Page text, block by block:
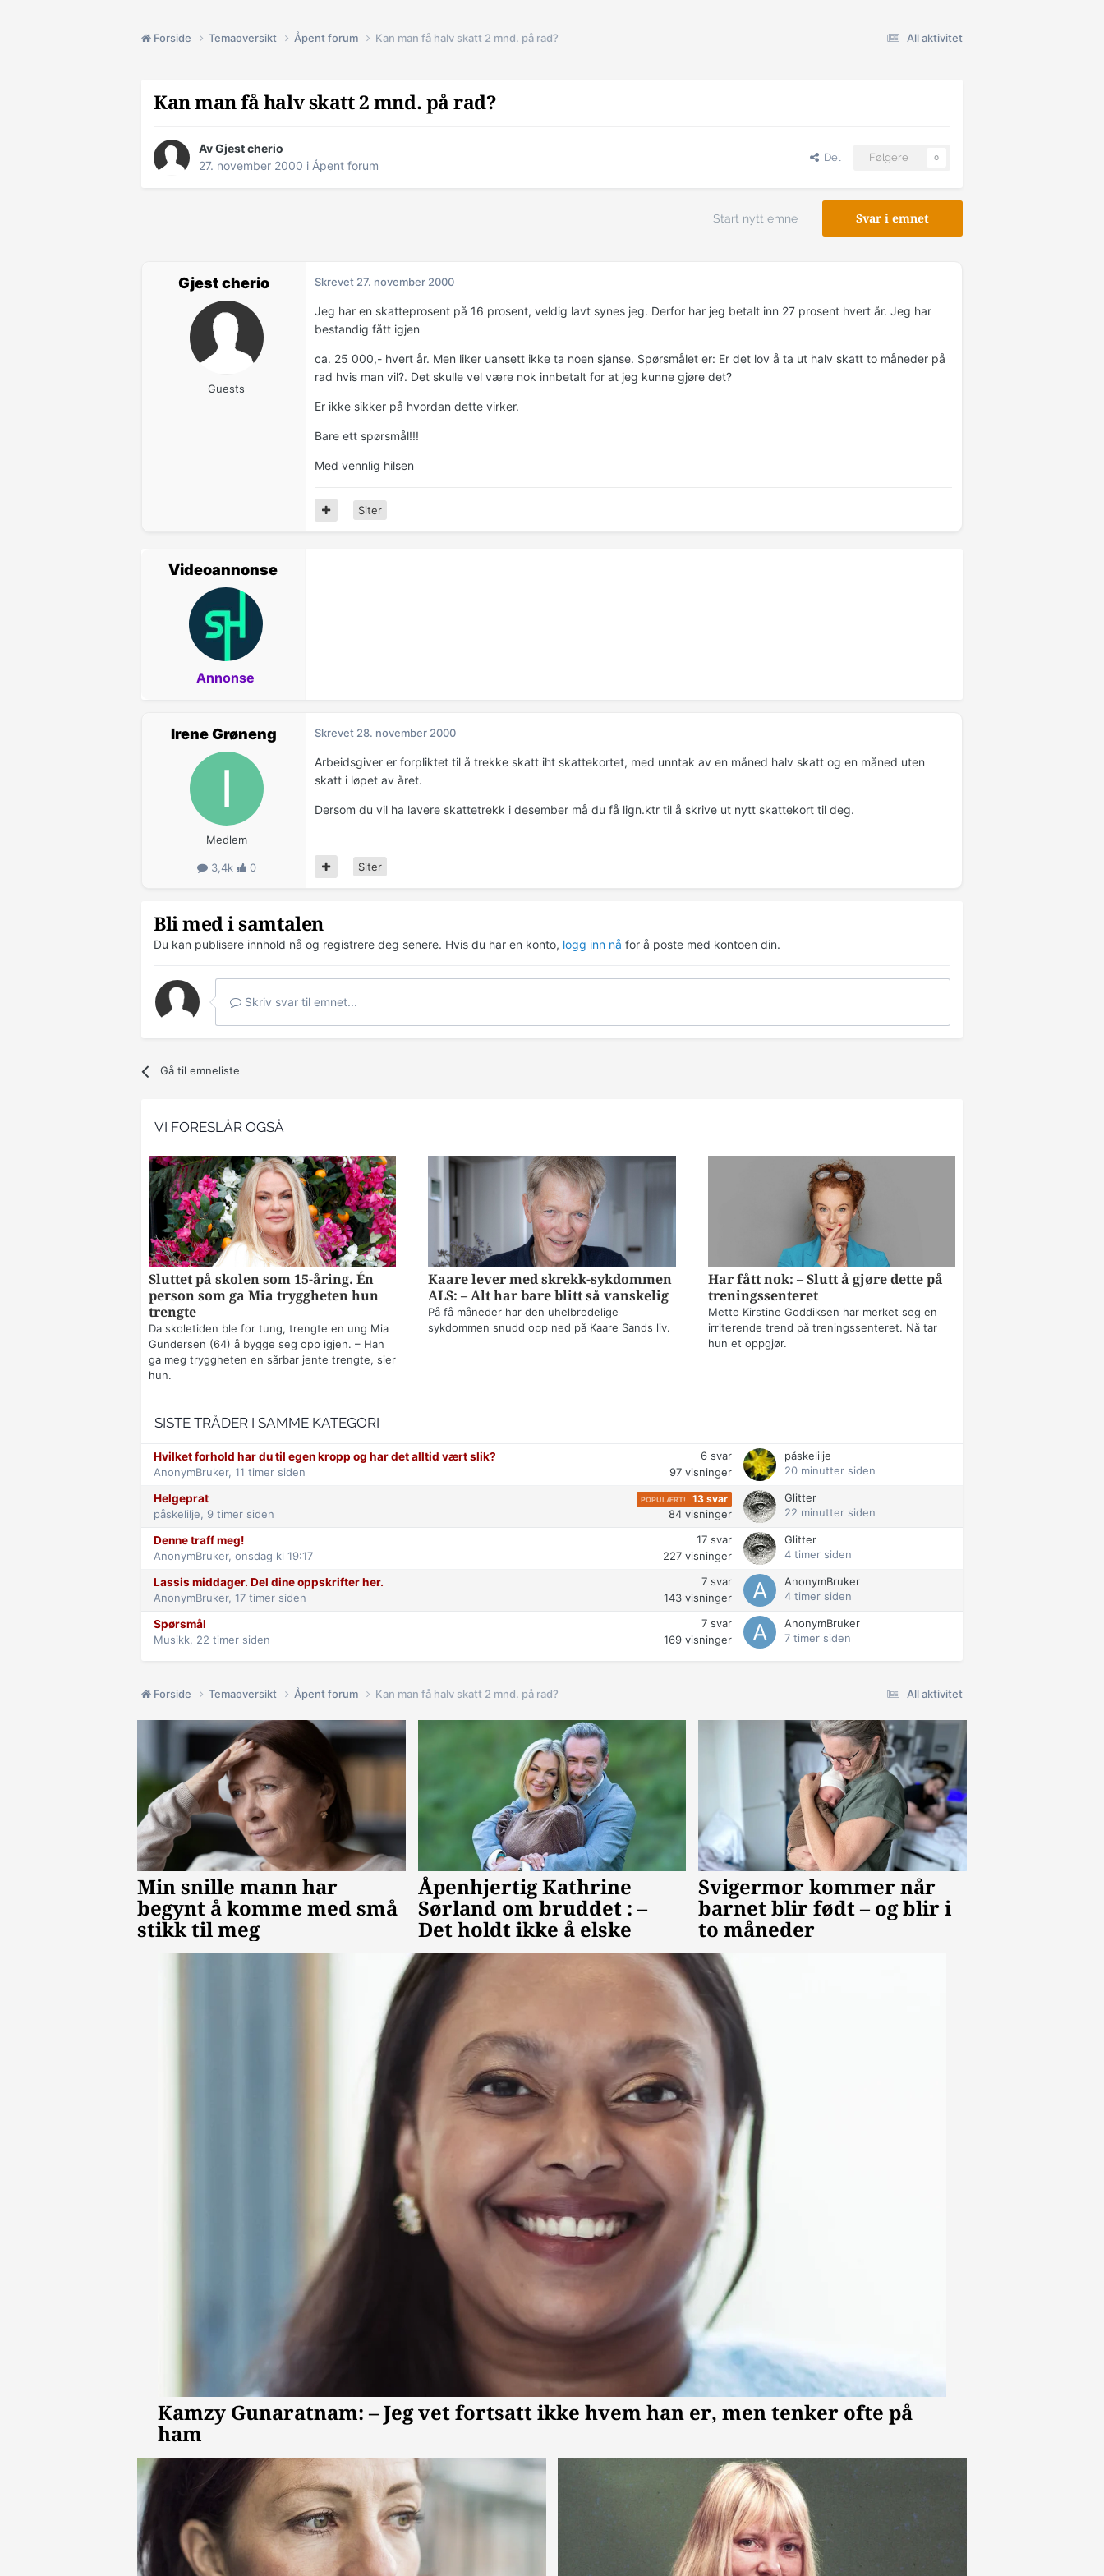
All aktivitet
Forside Temaoversikt Åpent forum Kan man få halv skatt 2 mnd. på rad?
Kan man få halv skatt 2 mnd. på rad?
Av Gjest cherio
27. november 2000 i Åpent forum
Del Følgere 0
Svar i emnet
Start nytt emne
Gjest cherio
Guests
Skrevet 27. november 2000
Jeg har en skatteprosent på 16 prosent, veldig lavt synes jeg. Derfor har jeg betalt inn 27 prosent hvert år. Jeg har
bestandig fått igjen
ca. 25 000,- hvert år. Men liker uansett ikke ta noen sjanse. Spørsmålet er: Er det lov å ta ut halv skatt to måneder på
rad hvis man vil?. Det skulle vel være nok innbetalt for at jeg kunne gjøre det?
Er ikke sikker på hvordan dette virker.
Bare ett spørsmål!!!
Med vennlig hilsen
Siter
Videoannonse
Annonse
Irene Grøneng
Medlem
3,4k 0
Skrevet 28. november 2000
Arbeidsgiver er forpliktet til å trekke skatt iht skattekortet, med unntak av en måned halv skatt og en måned uten
skatt i løpet av året.
Dersom du vil ha lavere skattetrekk i desember må du få lign.ktr til å skrive ut nytt skattekort til deg.
Siter
Bli med i samtalen
Du kan publisere innhold nå og registrere deg senere. Hvis du har en konto, logg inn nå for å poste med kontoen din.
Skriv svar til emnet...
Gå til emneliste
VI FORESLÅR OGSÅ
Sluttet på skolen som 15-åring. Én
person som ga Mia tryggheten hun
trengte
Da skoletiden ble for tung, trengte en ung Mia
Gundersen (64) å bygge seg opp igjen. – Han
ga meg tryggheten en sårbar jente trengte, sier
hun.
Kaare lever med skrekk-sykdommen
ALS: – Alt har bare blitt så vanskelig
På få måneder har den uhelbredelige
sykdommen snudd opp ned på Kaare Sands liv.
Har fått nok: – Slutt å gjøre dette på
treningssenteret
Mette Kirstine Goddiksen har merket seg en
irriterende trend på treningssenteret. Nå tar
hun et oppgjør.
SISTE TRÅDER I SAMME KATEGORI
Hvilket forhold har du til egen kropp og har det alltid vært slik?
AnonymBruker, 11 timer siden
6 svar
97 visninger
påskelilje
20 minutter siden
Helgeprat
påskelilje, 9 timer siden
13 svar
84 visninger
Glitter
22 minutter siden
Denne traff meg!
AnonymBruker, onsdag kl 19:17
17 svar
227 visninger
Glitter
4 timer siden
Lassis middager. Del dine oppskrifter her.
AnonymBruker, 17 timer siden
7 svar
143 visninger
AnonymBruker
4 timer siden
Spørsmål
Musikk, 22 timer siden
7 svar
169 visninger
AnonymBruker
7 timer siden
All aktivitet
Forside Temaoversikt Åpent forum Kan man få halv skatt 2 mnd. på rad?